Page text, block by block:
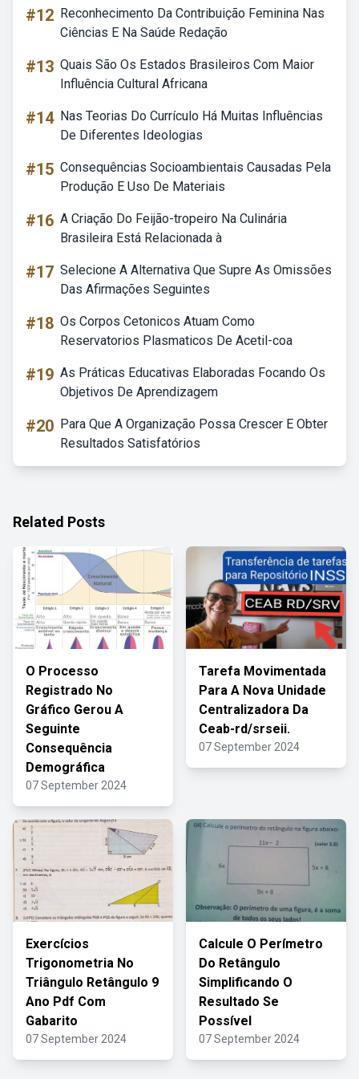
#12 Reconhecimento Da Contribuição Feminina Nas
Ciências E Na Saúde Redação
#13 Quais São Os Estados Brasileiros Com Maior
Influência Cultural Africana
#14 Nas Teorias Do Currículo Há Muitas Influências
De Diferentes Ideologias
#15 Consequências Socioambientais Causadas Pela
Produção E Uso De Materiais
#16 A Criação Do Feijão-tropeiro Na Culinária
Brasileira Está Relacionada à
#17 Selecione A Alternativa Que Supre As Omissões
Das Afirmações Seguintes
#18 Os Corpos Cetonicos Atuam Como
Reservatorios Plasmaticos De Acetil-coa
#19 As Práticas Educativas Elaboradas Focando Os
Objetivos De Aprendizagem
#20 Para Que A Organização Possa Crescer E Obter
Resultados Satisfatórios
Related Posts
O Processo
Registrado No
Gráfico Gerou A
Seguinte
Consequência
Demográfica
07 September 2024
Tarefa Movimentada
Para A Nova Unidade
Centralizadora Da
Ceab-rd/srseii.
07 September 2024
Exercícios
Trigonometria No
Triângulo Retângulo 9
Ano Pdf Com
Gabarito
07 September 2024
Calcule O Perímetro
Do Retângulo
Simplificando O
Resultado Se
Possível
07 September 2024